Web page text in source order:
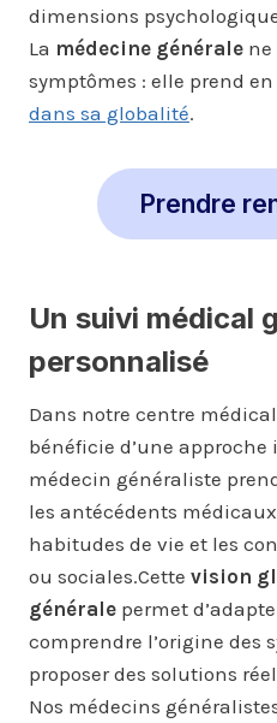
dimensions
La médecine générale ne
symptômes : elle prend
dans sa globalité.
Prendre
Un suivi médical
personnalisé
Dans notre centre
bénéficie d’une
médecin généraliste
les antécédents
habitudes de vie et les
ou sociales.Cette vision
générale permet
comprendre l’origine des
proposer des solutions
Nos médecins